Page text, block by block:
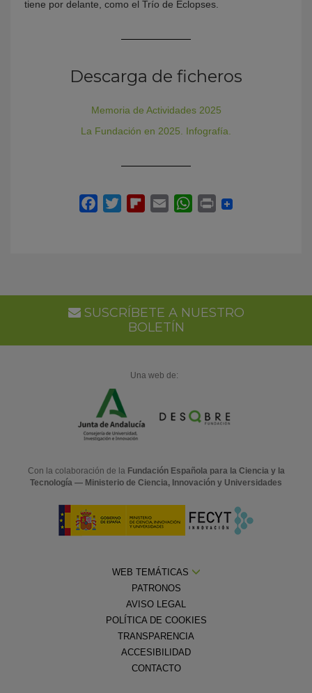
tiene por delante, como el Trío de Eclopses.
Descarga de ficheros
Memoria de Actividades 2025
La Fundación en 2025. Infografía.
SUSCRÍBETE A NUESTRO
BOLETÍN
Una web de:
Con la colaboración de la Fundación Española para la Ciencia y la
Tecnología — Ministerio de Ciencia, Innovación y Universidades
WEB TEMÁTICAS
PATRONOS
AVISO LEGAL
POLÍTICA DE COOKIES
TRANSPARENCIA
ACCESIBILIDAD
CONTACTO